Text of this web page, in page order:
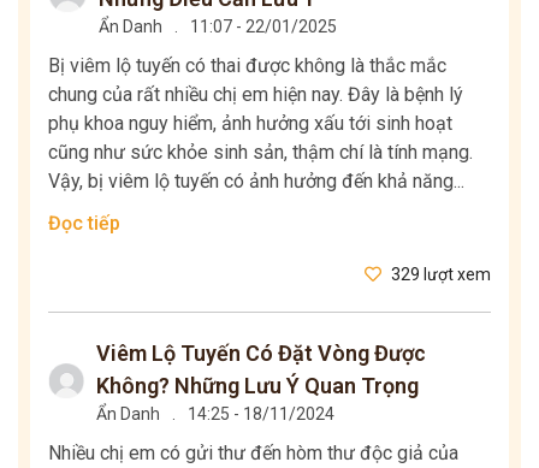
Ẩn Danh 11:07 - 22/01/2025
Bị viêm lộ tuyến có thai được không là thắc mắc
chung của rất nhiều chị em hiện nay. Đây là bệnh lý
phụ khoa nguy hiểm, ảnh hưởng xấu tới sinh hoạt
cũng như sức khỏe sinh sản, thậm chí là tính mạng.
Vậy, bị viêm lộ tuyến có ảnh hưởng đến khả năng...
Đọc tiếp
329 lượt xem
Viêm Lộ Tuyến Có Đặt Vòng Được
Không? Những Lưu Ý Quan Trọng
Ẩn Danh 14:25 - 18/11/2024
Nhiều chị em có gửi thư đến hòm thư độc giả của